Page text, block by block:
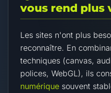
vous rend plus
Les sites n'ont plus
reconnaître. En
techniques (canvas,
polices, WebGL), ils
numérique souvent